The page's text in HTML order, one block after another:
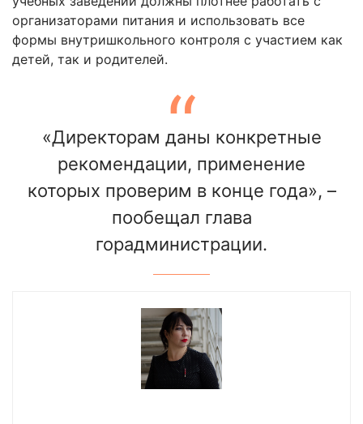
организаторами питания и использовать все
формы внутришкольного контроля с участием как
детей, так и родителей.
«Директорам даны конкретные
рекомендации, применение
которых проверим в конце года», –
пообещал глава
горадминистрации.